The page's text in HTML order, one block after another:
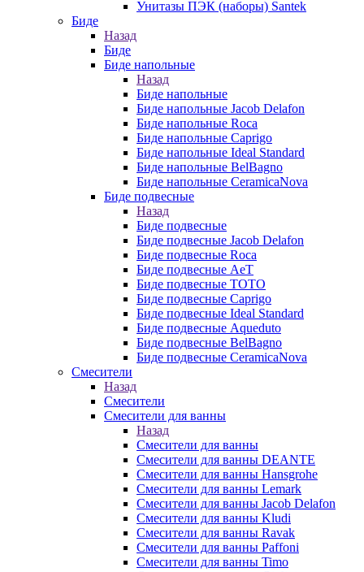
Унитазы ПЭК (наборы) Santek
Биде
Назад
Биде
Биде напольные
Назад
Биде напольные
Биде напольные Jacob Delafon
Биде напольные Roca
Биде напольные Caprigo
Биде напольные Ideal Standard
Биде напольные BelBagno
Биде напольные CeramicaNova
Биде подвесные
Назад
Биде подвесные
Биде подвесные Jacob Delafon
Биде подвесные Roca
Биде подвесные AeT
Биде подвесные TOTO
Биде подвесные Caprigo
Биде подвесные Ideal Standard
Биде подвесные Aqueduto
Биде подвесные BelBagno
Биде подвесные CeramicaNova
Смесители
Назад
Смесители
Смесители для ванны
Назад
Смесители для ванны
Смесители для ванны DEANTE
Смесители для ванны Hansgrohe
Смесители для ванны Lemark
Смесители для ванны Jacob Delafon
Смесители для ванны Kludi
Смесители для ванны Ravak
Смесители для ванны Paffoni
Смесители для ванны Timo